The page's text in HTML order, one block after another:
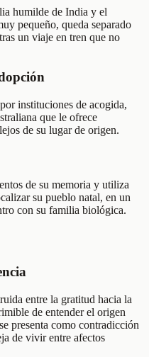
humilde de India y el
pequeño, queda separado
un viaje en tren que no
instituciones de acogida,
que le ofrece
de su lugar de origen.
de su memoria y utiliza
su pueblo natal, en un
con su familia biológica.
entre la gratitud hacia la
de entender el origen
presenta como contradicción
de vivir entre afectos